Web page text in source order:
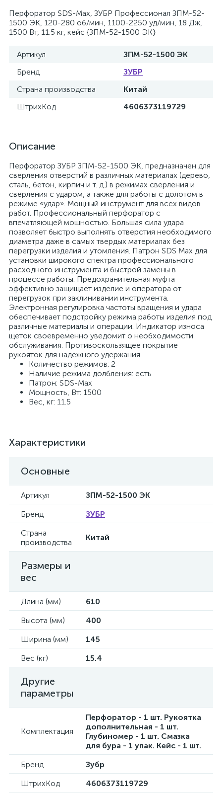
Перфоратор SDS-Max, ЗУБР Профессионал ЗПМ-52-
1500 ЭК, 120-280 об/мин, 1100-2250 уд/мин, 18 Дж,
1500 Вт, 11.5 кг, кейс {ЗПМ-52-1500 ЭК}
Артикул
ЗПМ-52-1500 ЭК
Бренд
ЗУБР
Страна производства
Китай
ШтрихКод
4606373119729
Описание
Перфоратор ЗУБР ЗПМ-52-1500 ЭК, предназначен для
сверления отверстий в различных материалах (дерево,
сталь, бетон, кирпич и т. д.) в режимах сверления и
сверления с ударом, а также для работы с долотом в
режиме «удар». Мощный инструмент для всех видов
работ. Профессиональный перфоратор с
впечатляющей мощностью. Большая сила удара
позволяет быстро выполнять отверстия необходимого
диаметра даже в самых твердых материалах без
перегрузки изделия и утомления. Патрон SDS Max для
установки широкого спектра профессионального
расходного инструмента и быстрой замены в
процессе работы. Предохранительная муфта
эффективно защищает изделие и оператора от
перегрузок при заклинивании инструмента.
Электронная регулировка частоты вращения и удара
обеспечивает подстройку режима работы изделия под
различные материалы и операции. Индикатор износа
щеток своевременно уведомит о необходимости
обслуживания. Противоскользящее покрытие
рукояток для надежного удержания.
Количество режимов: 2
Наличие режима долбления: есть
Патрон: SDS-Max
Мощность, Вт: 1500
Вес, кг: 11.5
Характеристики
Основные
Артикул
ЗПМ-52-1500 ЭК
Бренд
ЗУБР
Страна
производства
Китай
Размеры и
вес
Длина (мм)
610
Высота (мм)
400
Ширина (мм)
145
Вес (кг)
15.4
Другие
параметры
Комплектация
Перфоратор - 1 шт. Рукоятка
дополнительная - 1 шт.
Глубиномер - 1 шт. Смазка
для бура - 1 упак. Кейс - 1 шт.
Бренд
Зубр
ШтрихКод
4606373119729